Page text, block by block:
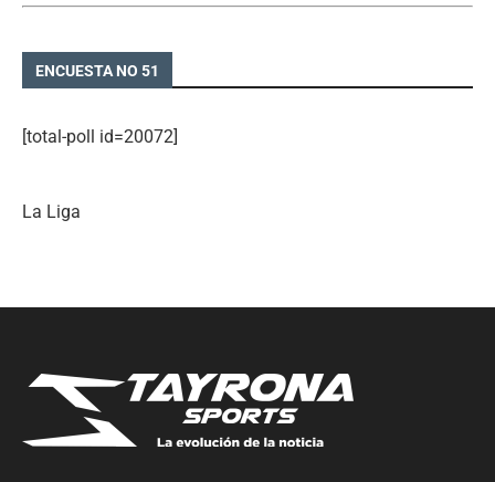
ENCUESTA NO 51
[total-poll id=20072]
La Liga